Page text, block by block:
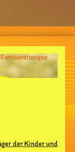
der Kinder und